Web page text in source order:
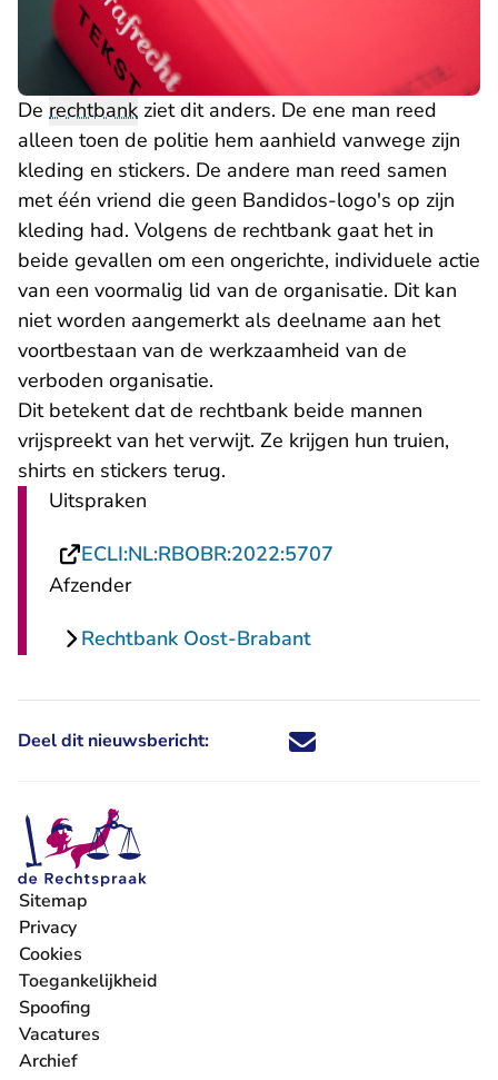
De rechtbank ziet dit anders. De ene man reed
alleen toen de politie hem aanhield vanwege zijn
kleding en stickers. De andere man reed samen
met één vriend die geen Bandidos-logo's op zijn
kleding had. Volgens de rechtbank gaat het in
beide gevallen om een ongerichte, individuele actie
van een voormalig lid van de organisatie. Dit kan
niet worden aangemerkt als deelname aan het
voortbestaan van de werkzaamheid van de
verboden organisatie.
Dit betekent dat de rechtbank beide mannen
vrijspreekt van het verwijt. Ze krijgen hun truien,
shirts en stickers terug.
Uitspraken
ECLI:NL:RBOBR:2022:5707
Afzender
Rechtbank Oost-Brabant
Deel dit nieuwsbericht: Deel dit nieuwsbericht via X -
Deel dit nieuwsbericht via
Deel dit nieuwsbericht
Deel dit
Sitemap
Privacy
Cookies
Toegankelijkheid
Spoofing
Vacatures
- U verlaat Rechtspraak.nl
Archief